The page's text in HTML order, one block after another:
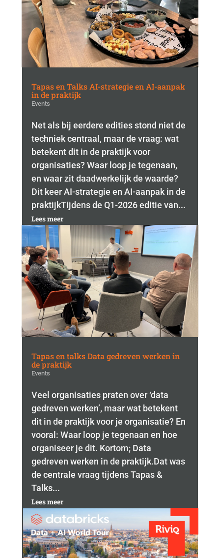
Tapas en Talks AI-strategie en AI-aanpak
in de praktijk
Events
Net als bij eerdere edities stond niet de
techniek centraal, maar de vraag: wat
betekent dit in de praktijk voor
organisaties? Waar loop je tegenaan,
en waar zit daadwerkelijk de waarde?
Dit keer AI-strategie en AI-aanpak in de
praktijkTijdens de Q1-2026 editie van...
Lees meer
Tapas en talks Data gedreven werken in
de praktijk
Events
Veel organisaties praten over ‘data
gedreven werken’, maar wat betekent
dit in de praktijk voor je organisatie? En
vooral: Waar loop je tegenaan en hoe
organiseer je dit. Kortom; Data
gedreven werken in de praktijk.Dat was
de centrale vraag tijdens Tapas &
Talks...
Lees meer